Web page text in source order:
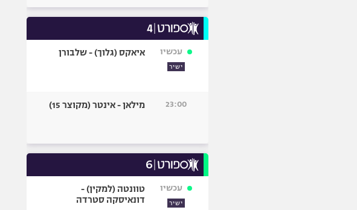
עכשיו
ישיר
איאקס (גלוך) - שלבורן
23:00 מילאן - אינטר (מקוצר 15)
עכשיו
ישיר
טוונטה (למקין) -
דונאיסקה סטרדה